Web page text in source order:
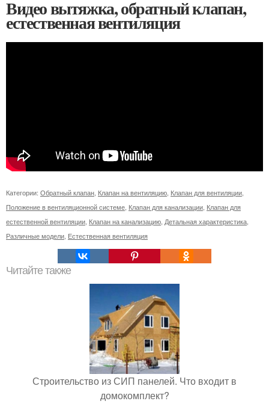
Видео вытяжка, обратный клапан,
естественная вентиляция
Категории: Обратный клапан Клапан на вентиляцию Клапан для вентиляции
Положение в вентиляционной системе Клапан для канализации Клапан для
естественной вентиляции Клапан на канализацию Детальная характеристика
Различные модели Естественная вентиляция
Читайте также
Строительство из СИП панелей. Что входит в
домокомплект?